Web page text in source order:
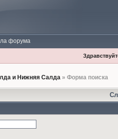
форума
и Нижняя Салда» Форма поиска